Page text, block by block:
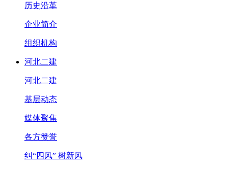
历史沿革
企业简介
组织机构
河北二建
河北二建
基层动态
媒体聚焦
各方赞誉
纠“四风” 树新风